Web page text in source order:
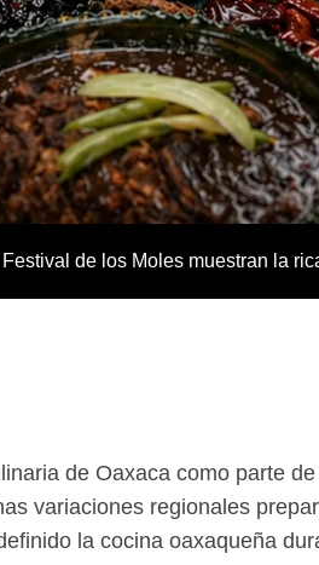
de los Moles muestran la
de Oaxaca como parte
variaciones regionales
la cocina oaxaqueña